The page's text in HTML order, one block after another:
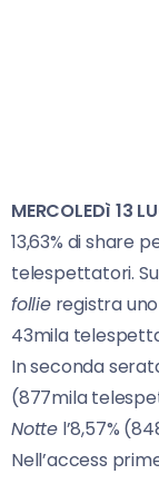
MERCOLEDì 13
13,63% di share
telespettatori.
follieregistra uno
43mila
In seconda
(877mila
Notte l’8,57%
Nell’access